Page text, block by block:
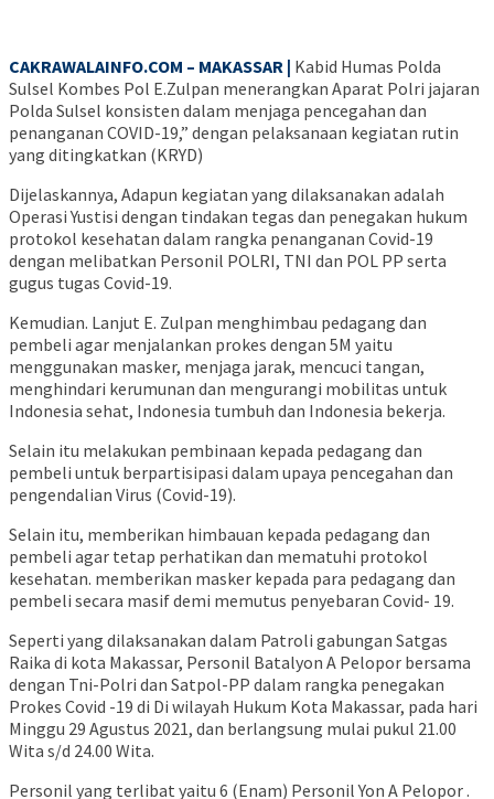
CAKRAWALAINFO.COM – MAKASSAR | Kabid Humas Polda
Sulsel Kombes Pol E.Zulpan menerangkan Aparat Polri jajaran
Polda Sulsel konsisten dalam menjaga pencegahan dan
penanganan COVID-19,” dengan pelaksanaan kegiatan rutin
yang ditingkatkan (KRYD)
Dijelaskannya, Adapun kegiatan yang dilaksanakan adalah
Operasi Yustisi dengan tindakan tegas dan penegakan hukum
protokol kesehatan dalam rangka penanganan Covid-19
dengan melibatkan Personil POLRI, TNI dan POL PP serta
gugus tugas Covid-19.
Kemudian. Lanjut E. Zulpan menghimbau pedagang dan
pembeli agar menjalankan prokes dengan 5M yaitu
menggunakan masker, menjaga jarak, mencuci tangan,
menghindari kerumunan dan mengurangi mobilitas untuk
Indonesia sehat, Indonesia tumbuh dan Indonesia bekerja.
Selain itu melakukan pembinaan kepada pedagang dan
pembeli untuk berpartisipasi dalam upaya pencegahan dan
pengendalian Virus (Covid-19).
Selain itu, memberikan himbauan kepada pedagang dan
pembeli agar tetap perhatikan dan mematuhi protokol
kesehatan. memberikan masker kepada para pedagang dan
pembeli secara masif demi memutus penyebaran Covid- 19.
Seperti yang dilaksanakan dalam Patroli gabungan Satgas
Raika di kota Makassar, Personil Batalyon A Pelopor bersama
dengan Tni-Polri dan Satpol-PP dalam rangka penegakan
Prokes Covid -19 di Di wilayah Hukum Kota Makassar, pada hari
Minggu 29 Agustus 2021, dan berlangsung mulai pukul 21.00
Wita s/d 24.00 Wita.
Personil yang terlibat yaitu 6 (Enam) Personil Yon A Pelopor .